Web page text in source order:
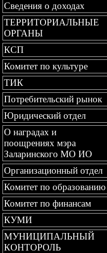
Сведения о доходах
ТЕРРИТОРИАЛЬНЫЕ
ОРГАНЫ
КСП
Комитет по культуре
ТИК
Потребительский рынок
Юридический отдел
О наградах и
поощрениях мэра
Заларинского МО ИО
Организационный отдел
Комитет по образованию
Комитет по финансам
КУМИ
МУНИЦИПАЛЬНЫЙ
КОНТОРОЛЬ